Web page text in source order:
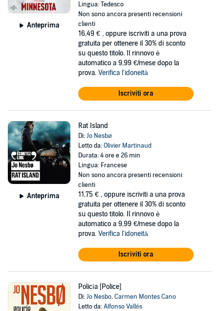
Anteprima
Lingua: Tedesco
Non sono ancora presenti recensioni
clienti
16,49 € , oppure iscriviti a una prova
gratuita per ottenere il 30% di sconto
su questo titolo. Il rinnovo è
automatico a 9,99 €/mese dopo la
prova. Verifica l'idoneità
Iscriviti ora
Anteprima
Rat Island
Di:Jo Nesbø
Letto da:Olivier Martinaud
Durata: 4 ore e 26 min
Lingua: Francese
Non sono ancora presenti recensioni
clienti
11,75 € , oppure iscriviti a una prova
gratuita per ottenere il 30% di sconto
su questo titolo. Il rinnovo è
automatico a 9,99 €/mese dopo la
prova. Verifica l'idoneità
Iscriviti ora
Policía [Police]
Di:Jo Nesbo,Carmen Montes Cano
Letto da:Alfonso Vallés